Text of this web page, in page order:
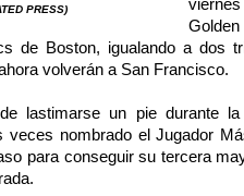
PRESS)
de Boston, igualando a dos
volverán a San Francisco.
lastimarse un pie durante
veces nombrado el Jugador
para conseguir su tercera